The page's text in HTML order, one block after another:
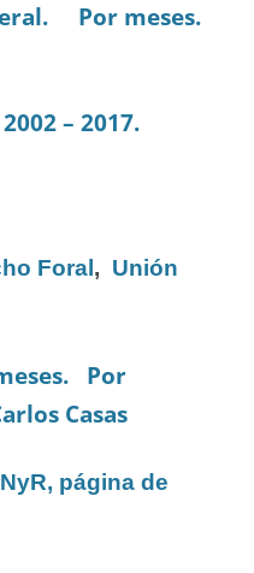
Por meses.
– 2017.
Foral , Unión
Por
Casas
NyR, página de